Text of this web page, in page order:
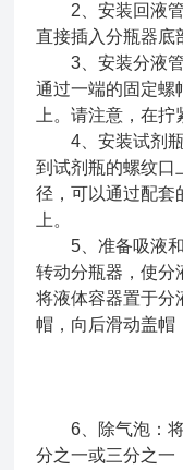
2、安装回液管
直接插入分瓶器底
3、安装分液管
通过一端的固定螺
上。请注意，在
4、安装试剂瓶
到试剂瓶的螺纹口
径，可以通过配套
上。
5、准备吸液和
转动分瓶器，使分
将液体容器置于分
帽，向后滑动盖帽
6、除气泡：将
分之一或三分之一